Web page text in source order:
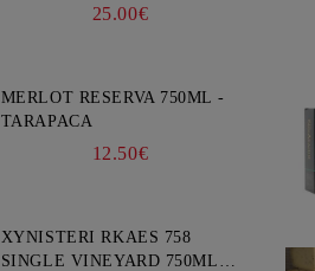
25.00€
MERLOT RESERVA 750ML -
TARAPACA
12.50€
XYNISTERI RKAES 758
SINGLE VINEYARD 750ML -